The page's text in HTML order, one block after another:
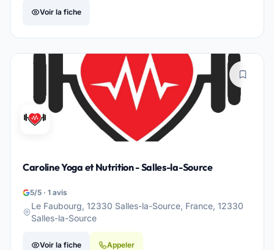
Voir la fiche
Caroline Yoga et Nutrition - Salles-la-Source
5/5 · 1 avis
Le Faubourg, 12330 Salles-la-Source, France, 12330
Salles-la-Source
Voir la fiche Appeler